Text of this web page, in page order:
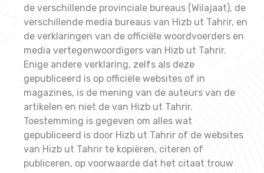
de verschillende provinciale bureaus (Wilajaat), de
verschillende media bureaus van Hizb ut Tahrir, en
de verklaringen van de officiële woordvoerders en
media vertegenwoordigers van Hizb ut Tahrir.
Enige andere verklaring, zelfs als deze
gepubliceerd is op officiële websites of in
magazines, is de mening van de auteurs van de
artikelen en niet de van Hizb ut Tahrir.
Toestemming is gegeven om alles wat
gepubliceerd is door Hizb ut Tahrir of de websites
van Hizb ut Tahrir te kopiëren, citeren of
publiceren, op voorwaarde dat het citaat trouw